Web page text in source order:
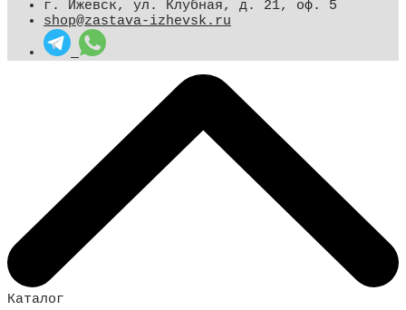
г. Ижевск, ул. Клубная, д. 21, оф. 5
shop@zastava-izhevsk.ru
Каталог